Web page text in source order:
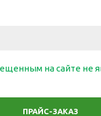
на сайте не
ПРАЙС-ЗАКАЗ